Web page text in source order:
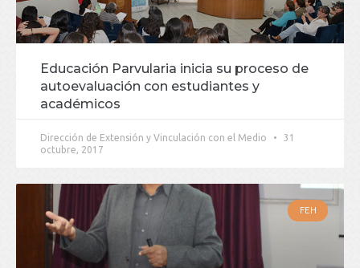
Educación Parvularia inicia su proceso de
autoevaluación con estudiantes y
académicos
Dirección de Extensión y Vinculación con el Medio
31
octubre, 2017
FEH